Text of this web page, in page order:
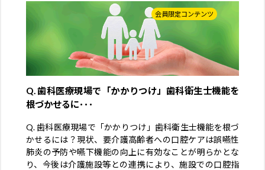
会員限定コンテンツ
Q. 歯科医療現場で「かかりつけ」歯科衛生士機能を
根づかせるに･･･
Q. 歯科医療現場で「かかりつけ」歯科衛生士機能を根づ
かせるには？現状、要介護高齢者への口腔ケアは誤嚥性
肺炎の予防や嚥下機能の向上に有効なことが明らかとな
り、今後は介護施設等との連携により、施設での口腔指